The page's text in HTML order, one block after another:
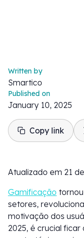
Written by
Smartico
Published on
January 10, 2025
Copy link
Atualizado em 21
Gamificação
setores,
motivação dos
2025, é crucial